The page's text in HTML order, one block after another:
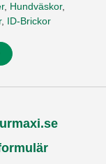
, Hundväskor,
, ID-Brickor